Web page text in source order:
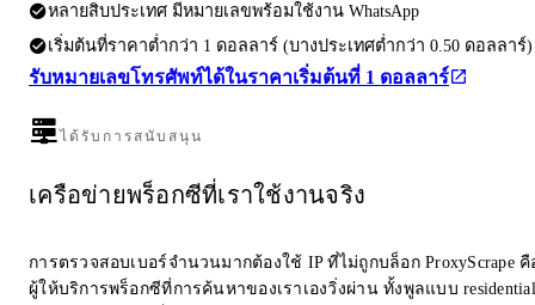
หลายสิบประเทศ มีหมายเลขพร้อมใช้งาน WhatsApp
เริ่มต้นที่ราคาต่ำกว่า 1 ดอลลาร์ (บางประเทศต่ำกว่า 0.50 ดอลลาร์)
รับหมายเลขโทรศัพท์ได้ในราคาเริ่มต้นที่ 1 ดอลลาร์
ได้รับการสนับสนุน
เครือข่ายพร็อกซีที่เราใช้งานจริง
การตรวจสอบเบอร์จำนวนมากต้องใช้ IP ที่ไม่ถูกบล็อก ProxyScrape คื
ผู้ให้บริการพร็อกซีที่การค้นหาของเราเองวิ่งผ่าน ทั้งพูลแบบ residential